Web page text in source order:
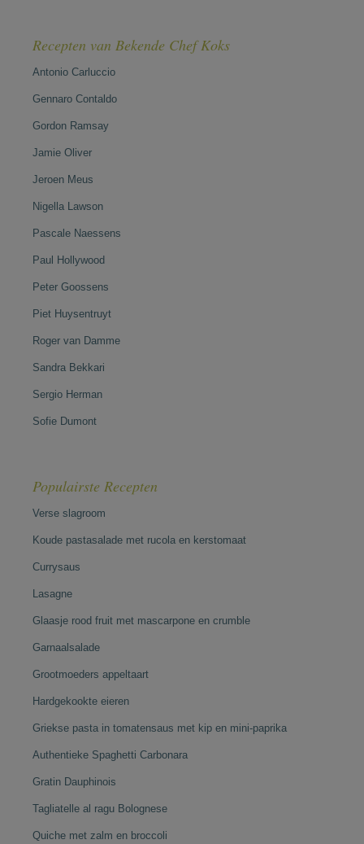
Recepten van Bekende Chef Koks
Antonio Carluccio
Gennaro Contaldo
Gordon Ramsay
Jamie Oliver
Jeroen Meus
Nigella Lawson
Pascale Naessens
Paul Hollywood
Peter Goossens
Piet Huysentruyt
Roger van Damme
Sandra Bekkari
Sergio Herman
Sofie Dumont
Populairste Recepten
Verse slagroom
Koude pastasalade met rucola en kerstomaat
Currysaus
Lasagne
Glaasje rood fruit met mascarpone en crumble
Garnaalsalade
Grootmoeders appeltaart
Hardgekookte eieren
Griekse pasta in tomatensaus met kip en mini-paprika
Authentieke Spaghetti Carbonara
Gratin Dauphinois
Tagliatelle al ragu Bolognese
Quiche met zalm en broccoli